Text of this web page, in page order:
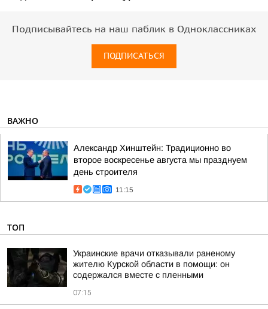
Подписывайтесь на наш паблик в Одноклассниках
ПОДПИСАТЬСЯ
ВАЖНО
Александр Хинштейн: Традиционно во
второе воскресенье августа мы празднуем
день строителя
11:15
ТОП
Украинские врачи отказывали раненому
жителю Курской области в помощи: он
содержался вместе с пленными
07:15